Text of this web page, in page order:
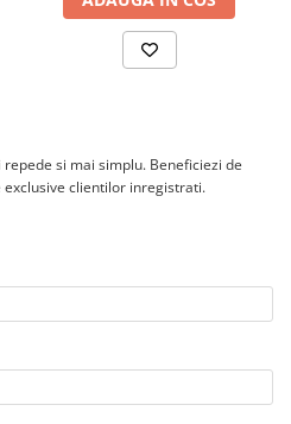
si mai simplu. Beneficiezi de
clientilor inregistrati.